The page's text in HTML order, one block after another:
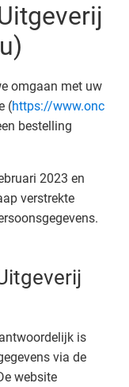
omgaan met uw
(https://www.onc
bestelling
2023 en
verstrekte
is
via de
website